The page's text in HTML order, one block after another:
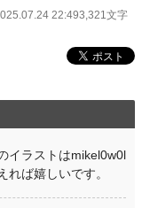
22:493,321文字
イラストはmikel0w0l
ば嬉しいです。